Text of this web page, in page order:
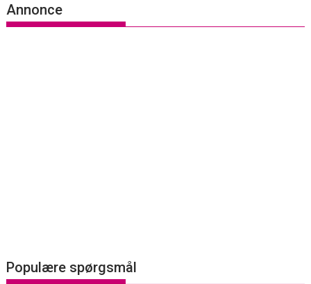
Annonce
Populære spørgsmål